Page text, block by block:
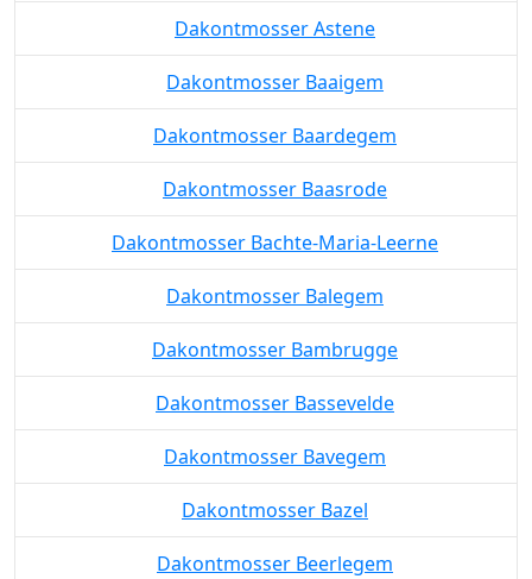
Dakontmosser Astene
Dakontmosser Baaigem
Dakontmosser Baardegem
Dakontmosser Baasrode
Dakontmosser Bachte-Maria-Leerne
Dakontmosser Balegem
Dakontmosser Bambrugge
Dakontmosser Bassevelde
Dakontmosser Bavegem
Dakontmosser Bazel
Dakontmosser Beerlegem